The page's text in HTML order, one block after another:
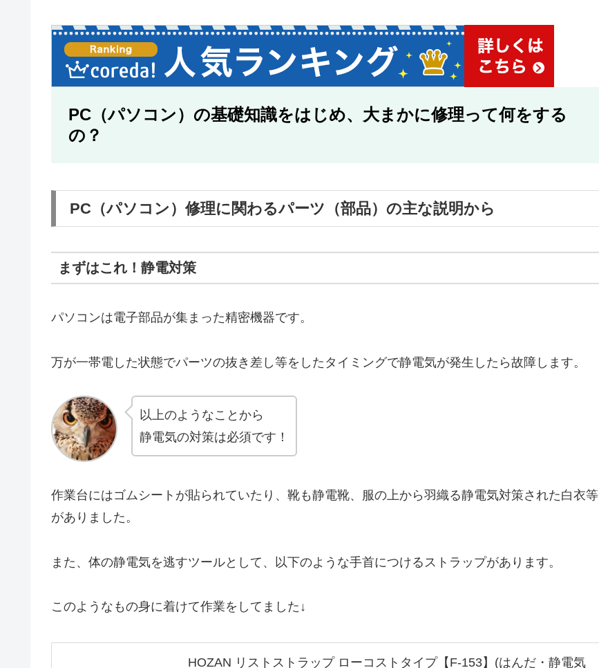
PC（パソコン）の基礎知識をはじめ、大まかに修理って何をする
の？
PC（パソコン）修理に関わるパーツ（部品）の主な説明から
まずはこれ！静電対策
パソコンは電子部品が集まった精密機器です。
万が一帯電した状態でパーツの抜き差し等をしたタイミングで静電気が発生したら故障します。
以上のようなことから
静電気の対策は必須です！
作業台にはゴムシートが貼られていたり、靴も静電靴、服の上から羽織る静電気対策された白衣等
がありました。
また、体の静電気を逃すツールとして、以下のような手首につけるストラップがあります。
このようなもの身に着けて作業をしてました↓
HOZAN リストストラップ ローコストタイプ【F-153】(はんだ・静電気